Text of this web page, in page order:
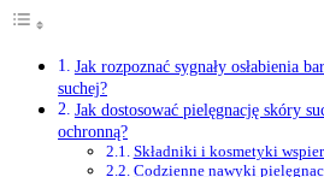
Jak rozpoznać sygnały osłabienia
suchej?
Jak dostosować pielęgnację skóry
ochronną?
Składniki i kosmetyki
Codzienne nawyki